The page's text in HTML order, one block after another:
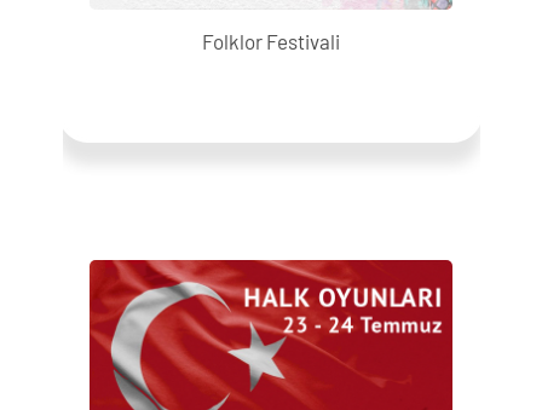
Folklor Festivali